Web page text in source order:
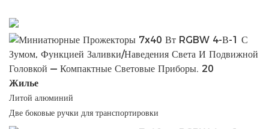
Жилье
Литой алюминий
Две боковые ручки для транспортировки